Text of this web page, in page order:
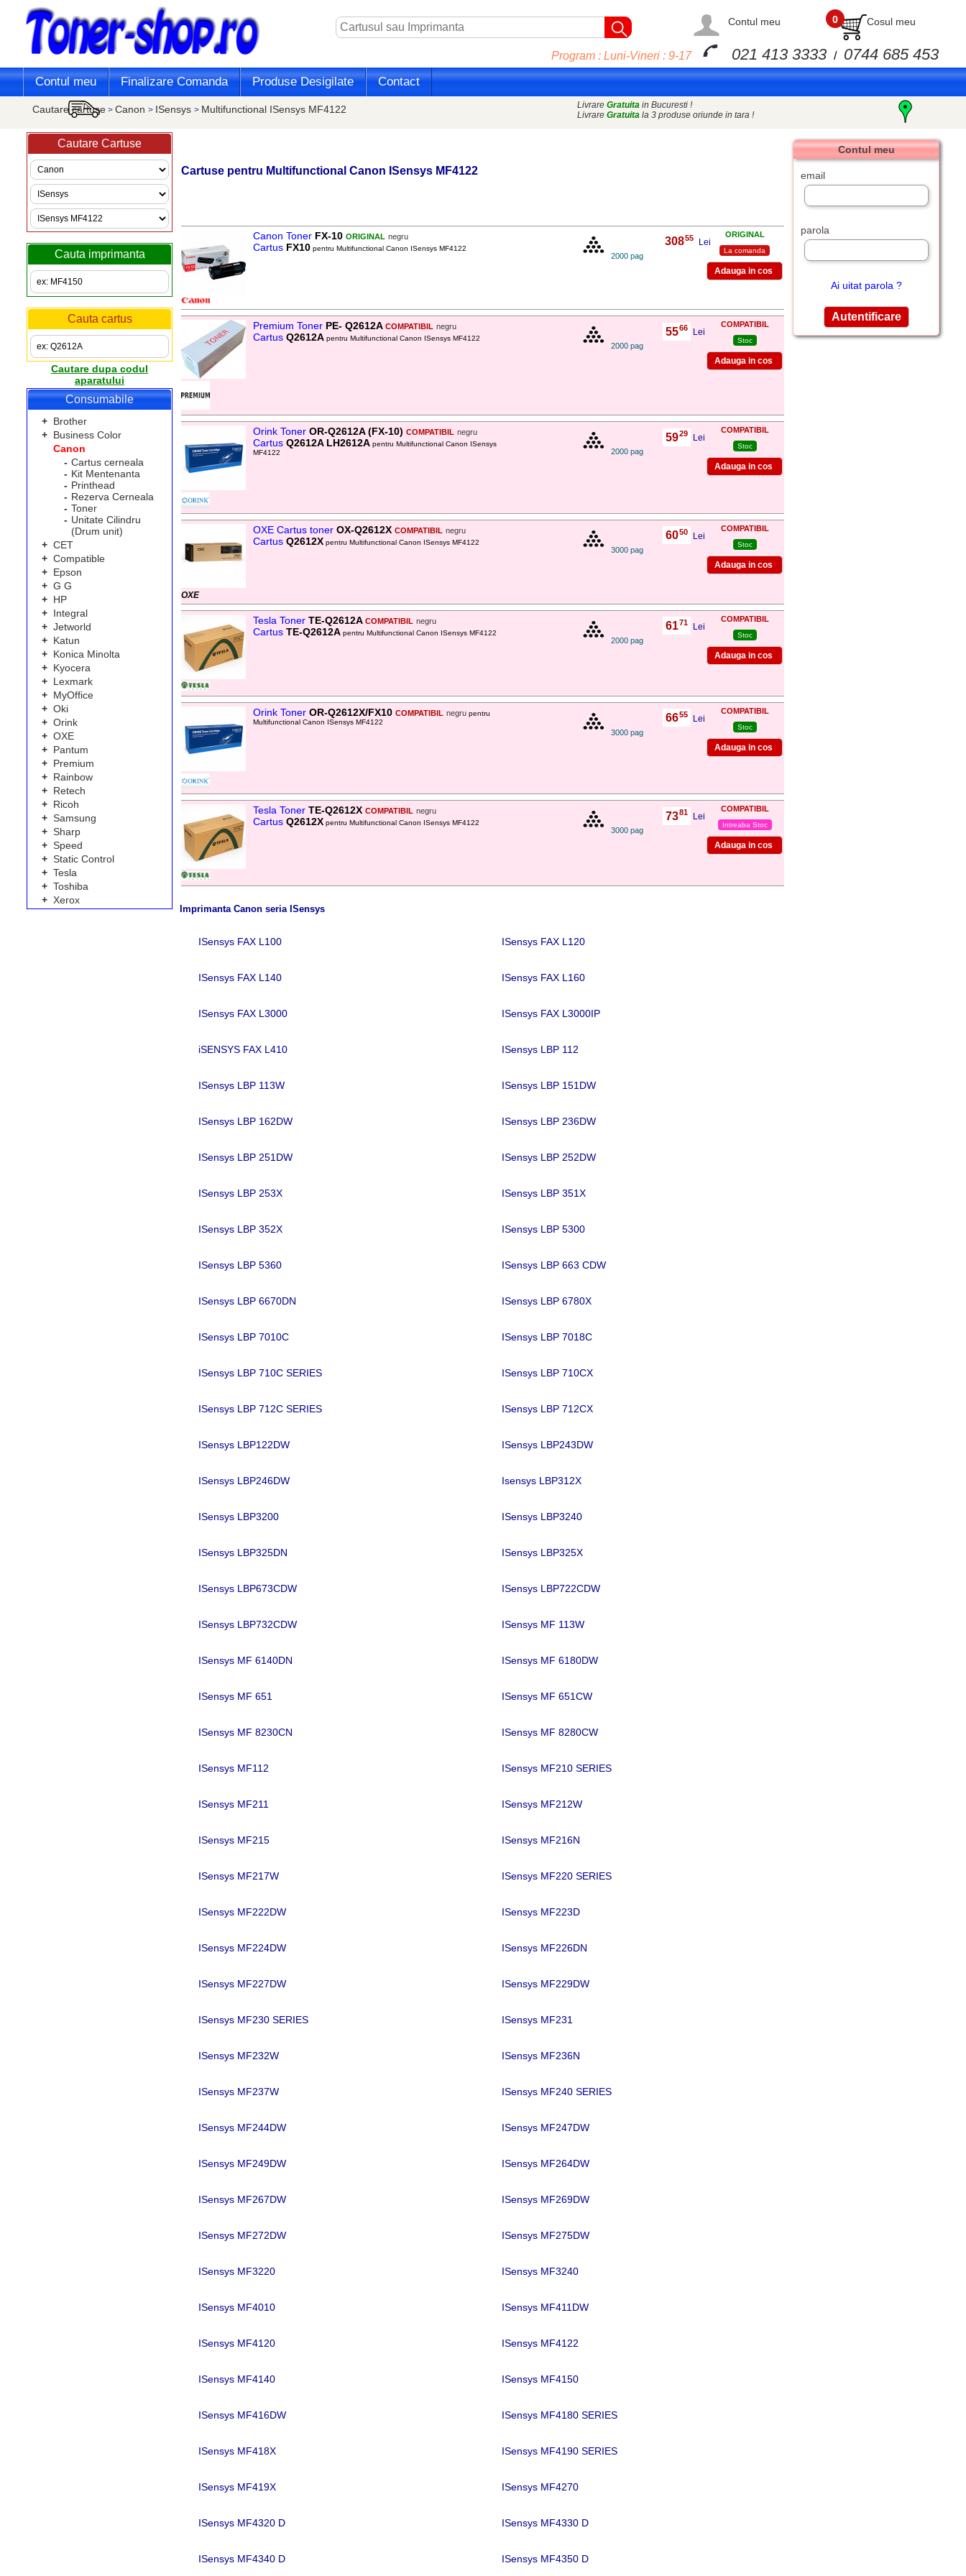
Contul meu 0 Cosul meu
Program : Luni-Vineri : 9-17 021 413 3333 / 0744 685 453
Contul meu Finalizare Comanda Produse Desigilate Contact
Cautare cartuse > Canon > ISensys > Multifunctional ISensys MF4122 Livrare Gratuita in Bucuresti !
Livrare Gratuita la 3 produse oriunde in tara !
Cautare Cartuse
Cauta imprimanta
Cauta cartus
Cautare dupa codul
aparatului
Consumabile
+ Brother
+ Business Color
Canon
- Cartus cerneala
- Kit Mentenanta
- Printhead
- Rezerva Cerneala
- Toner
- Unitate Cilindru
(Drum unit)
+ CET
+ Compatible
+ Epson
+ G G
+ HP
+ Integral
+ Jetworld
+ Katun
+ Konica Minolta
+ Kyocera
+ Lexmark
+ MyOffice
+ Oki
+ Orink
+ OXE
+ Pantum
+ Premium
+ Rainbow
+ Retech
+ Ricoh
+ Samsung
+ Sharp
+ Speed
+ Static Control
+ Tesla
+ Toshiba
+ Xerox
Cartuse pentru MultifunctionalCanon ISensys MF4122
Canon Toner FX-10 ORIGINAL negru
Cartus FX10 pentru Multifunctional Canon ISensys MF4122
2000 pag
ORIGINAL
La comanda
308,55 Lei
Premium Toner PE- Q2612A COMPATIBIL negru
CartusQ2612A pentru Multifunctional Canon ISensys MF4122
2000 pag
COMPATIBIL
Stoc
5566 Lei
Orink TonerOR-Q2612A (FX-10) COMPATIBIL negru
CartusQ2612A LH2612A pentru Multifunctional Canon ISensys
MF4122
2000 pag
COMPATIBIL
Stoc
59,29 Lei
OXE
OXE Cartus tonerOX-Q2612X COMPATIBIL negru
CartusQ2612X pentru Multifunctional Canon ISensys MF4122
3000 pag
COMPATIBIL
Stoc
60,50 Lei
Tesla TonerTE-Q2612A COMPATIBIL negru
CartusTE-Q2612A pentru Multifunctional Canon ISensys MF4122
2000 pag
COMPATIBIL
Stoc
6171 Lei
Orink TonerOR-Q2612X/FX10 COMPATIBIL negru pentru
Multifunctional Canon ISensys MF4122
3000 pag
COMPATIBIL
Stoc
6655 Lei
Tesla TonerTE-Q2612X COMPATIBIL negru
CartusQ2612X pentru Multifunctional Canon ISensys MF4122
3000 pag
COMPATIBIL
Intreaba Stoc
7381 Lei
Imprimanta Canon seria ISensys
ISensys FAX L100 ISensys FAX L120
ISensys FAX L140 ISensys FAX L160
ISensys FAX L3000 ISensys FAX L3000IP
iSENSYS FAX L410 ISensys LBP 112
ISensys LBP 113W ISensys LBP 151DW
ISensys LBP 162DW ISensys LBP 236DW
ISensys LBP 251DW ISensys LBP 252DW
ISensys LBP 253X ISensys LBP 351X
ISensys LBP 352X ISensys LBP 5300
ISensys LBP 5360 ISensys LBP 663 CDW
ISensys LBP 6670DN ISensys LBP 6780X
ISensys LBP 7010C ISensys LBP 7018C
ISensys LBP 710C SERIES ISensys LBP 710CX
ISensys LBP 712C SERIES ISensys LBP 712CX
ISensys LBP122DW ISensys LBP243DW
ISensys LBP246DW Isensys LBP312X
ISensys LBP3200 ISensys LBP3240
ISensys LBP325DN ISensys LBP325X
ISensys LBP673CDW ISensys LBP722CDW
ISensys LBP732CDW ISensys MF 113W
ISensys MF 6140DN ISensys MF 6180DW
ISensys MF 651 ISensys MF 651CW
ISensys MF 8230CN ISensys MF 8280CW
ISensys MF112 ISensys MF210 SERIES
ISensys MF211 ISensys MF212W
ISensys MF215 ISensys MF216N
ISensys MF217W ISensys MF220 SERIES
ISensys MF222DW ISensys MF223D
ISensys MF224DW ISensys MF226DN
ISensys MF227DW ISensys MF229DW
ISensys MF230 SERIES ISensys MF231
ISensys MF232W ISensys MF236N
ISensys MF237W ISensys MF240 SERIES
ISensys MF244DW ISensys MF247DW
ISensys MF249DW ISensys MF264DW
ISensys MF267DW ISensys MF269DW
ISensys MF272DW ISensys MF275DW
ISensys MF3220 ISensys MF3240
ISensys MF4010 ISensys MF411DW
ISensys MF4120 ISensys MF4122
ISensys MF4140 ISensys MF4150
ISensys MF416DW ISensys MF4180 SERIES
ISensys MF418X ISensys MF4190 SERIES
ISensys MF419X ISensys MF4270
ISensys MF4320 D ISensys MF4330 D
ISensys MF4340 D ISensys MF4350 D
Contul meu
email
parola
Ai uitat parola ?